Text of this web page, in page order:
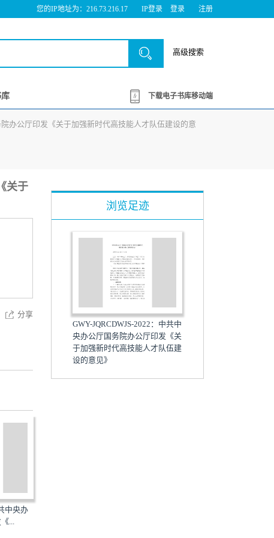
您的IP地址为：216.73.216.17 IP登录 登录 注册
高级搜索
下载电子书库移动端
办公厅印发《关于加强新时代高技能人才队伍建设的意
关于
分享
中央办
...
浏览足迹
GWY-JQRCDWJS-2022：中共中
央办公厅国务院办公厅印发《关
于加强新时代高技能人才队伍建
设的意见》